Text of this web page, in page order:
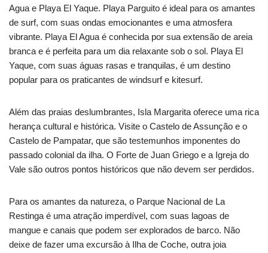
Agua e Playa El Yaque. Playa Parguito é ideal para os amantes
de surf, com suas ondas emocionantes e uma atmosfera
vibrante. Playa El Agua é conhecida por sua extensão de areia
branca e é perfeita para um dia relaxante sob o sol. Playa El
Yaque, com suas águas rasas e tranquilas, é um destino
popular para os praticantes de windsurf e kitesurf.
Além das praias deslumbrantes, Isla Margarita oferece uma rica
herança cultural e histórica. Visite o Castelo de Assunção e o
Castelo de Pampatar, que são testemunhos imponentes do
passado colonial da ilha. O Forte de Juan Griego e a Igreja do
Vale são outros pontos históricos que não devem ser perdidos.
Para os amantes da natureza, o Parque Nacional de La
Restinga é uma atração imperdível, com suas lagoas de
mangue e canais que podem ser explorados de barco. Não
deixe de fazer uma excursão à Ilha de Coche, outra joia